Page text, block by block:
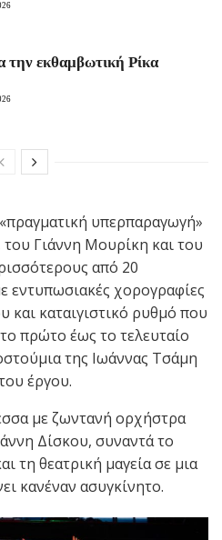
την εκθαμβωτική Ρίκα
υπερπαραγωγή»
του Γιάννη Μουρίκη και του
από 20
εντυπωσιακές χορογραφίες
καταιγιστικό ρυθμό που
πρώτο έως το τελευταίο
της Ιωάννας Τσάμη
έργου.
με ζωντανή ορχήστρα
Δίσκου, συναντά το
τη θεατρική μαγεία σε μια
κανέναν ασυγκίνητο.